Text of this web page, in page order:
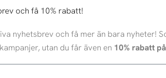
och få 10% rabatt!
nyhetsbrev och få mer än bara nyheter!
utan du får även en 10% rabatt